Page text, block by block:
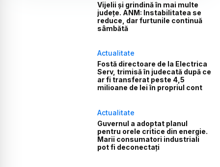
Vijelii și grindină în mai multe
județe. ANM: Instabilitatea se
reduce, dar furtunile continuă
sâmbătă
Actualitate
Fostă directoare de la Electrica
Serv, trimisă în judecată după ce
ar fi transferat peste 4,5
milioane de lei în propriul cont
Actualitate
Guvernul a adoptat planul
pentru orele critice din energie.
Marii consumatori industriali
pot fi deconectați